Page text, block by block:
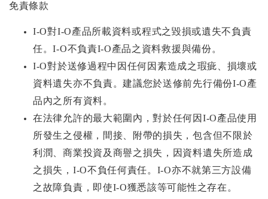
免責條款
I-O對I-O產品所載資料或程式之毀損或遺失不負責
任。I-O不負責I-O產品之資料救援與備份。
I-O對於送修過程中因任何因素造成之瑕疵、損壞或
資料遺失亦不負責。建議您於送修前先行備份I-O產
品內之所有資料。
在法律允許的最大範圍內，對於任何因I-O產品使用
所發生之侵權，間接、附帶的損失，包含但不限於
利潤、商業投資及商譽之損失，因資料遺失所造成
之損失，I-O不負任何責任。I-O亦不就第三方設備
之故障負責，即使I-O獲悉該等可能性之存在。